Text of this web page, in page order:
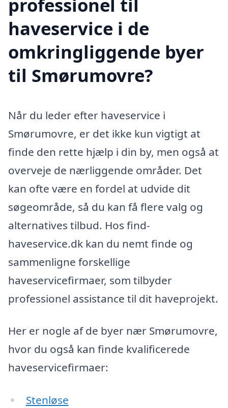
haveservice i de
omkringliggende byer
til Smørumovre?
Når du leder efter haveservice i
Smørumovre, er det ikke kun vigtigt at
finde den rette hjælp i din by, men også at
overveje de nærliggende områder. Det
kan ofte være en fordel at udvide dit
søgeområde, så du kan få flere valg og
alternatives tilbud. Hos find-
haveservice.dk kan du nemt finde og
sammenligne forskellige
haveservicefirmaer, som tilbyder
professionel assistance til dit haveprojekt.
Her er nogle af de byer nær Smørumovre,
hvor du også kan finde kvalificerede
haveservicefirmaer:
Stenløse